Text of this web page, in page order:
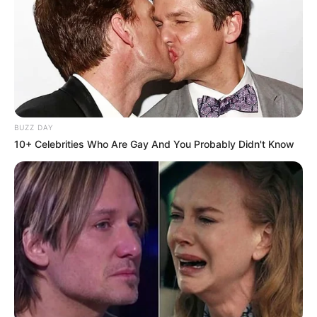
прокуратури
Навігація
записів
Закарпатським споживачам
газу розповіли, що
зміниться у оплаті та
передачі показників після
“Закарпатгазу”
На території
Ужгородського замку
проводять розкопки
BUZZ DAY
10+ Celebrities Who Are Gay And You Probably Didn't Know